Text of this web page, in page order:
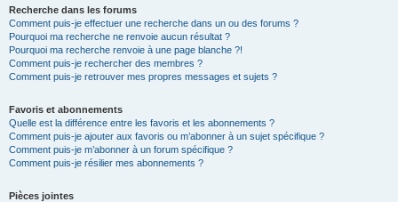
Recherche dans les forums
Comment puis-je effectuer une recherche dans un ou des forums ?
Pourquoi ma recherche ne renvoie aucun résultat ?
Pourquoi ma recherche renvoie à une page blanche ?!
Comment puis-je rechercher des membres ?
Comment puis-je retrouver mes propres messages et sujets ?
Favoris et abonnements
Quelle est la différence entre les favoris et les abonnements ?
Comment puis-je ajouter aux favoris ou m’abonner à un sujet spécifique ?
Comment puis-je m’abonner à un forum spécifique ?
Comment puis-je résilier mes abonnements ?
Pièces jointes